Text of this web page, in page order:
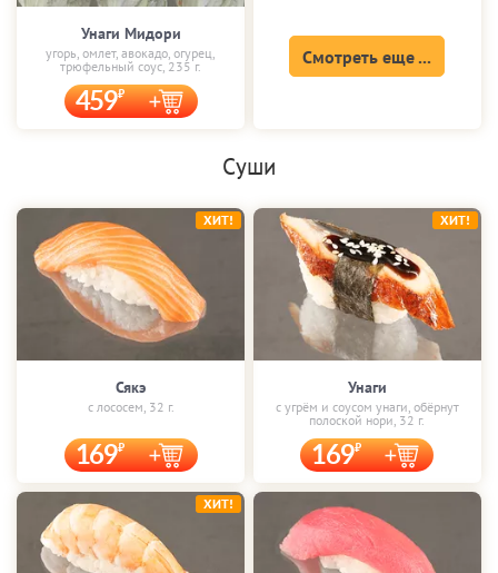
Унаги Мидори
угорь, омлет, авокадо, огурец,
трюфельный соус, 235 г.
459
Смотреть еще ...
Суши
Сякэ
с лососем, 32 г.
169
ХИТ!
Унаги
с угрём и соусом унаги, обёрнут
полоской нори, 32 г.
169
ХИТ!
ХИТ!